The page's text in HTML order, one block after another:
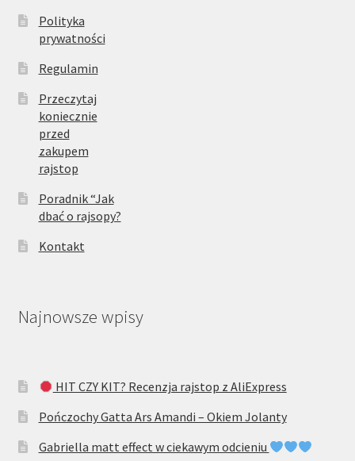
Polityka
prywatności
Regulamin
Przeczytaj
koniecznie
przed
zakupem
rajstop
Poradnik “Jak
dbać o rajsopy?
Kontakt
Najnowsze wpisy
HIT CZY KIT? Recenzja rajstop z AliExpress
Pończochy Gatta Ars Amandi – Okiem Jolanty
Gabriella matt effect w ciekawym odcieniu